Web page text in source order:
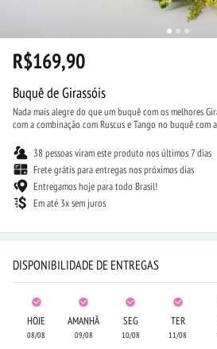
R$169,90
Buquê de Girassóis
Nada mais alegre do que um buquê com os melhores
com a combinação com Ruscus e Tango no buquê com
38 pessoas viram este produto nos últimos 7 dias
Frete grátis para entregas nos próximos dias
Entregamos hoje para todo Brasil!
Em até 3x sem juros
DISPONIBILIDADE DE ENTREGAS
HOJE
08/08
AMANHÃ
09/08
SEG
10/08
TER
11/08